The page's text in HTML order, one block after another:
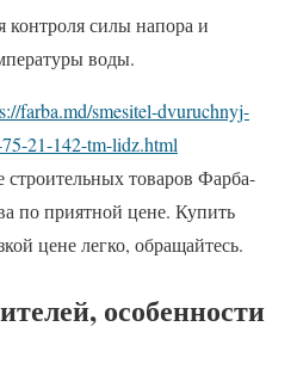
контроля силы напора и
воды.
farba.md/smesitel-dvuruchnyj-
21-142-tm-lidz.html
товаров Фарба-
по приятной цене. Купить
цене легко, обращайтесь.
особенности